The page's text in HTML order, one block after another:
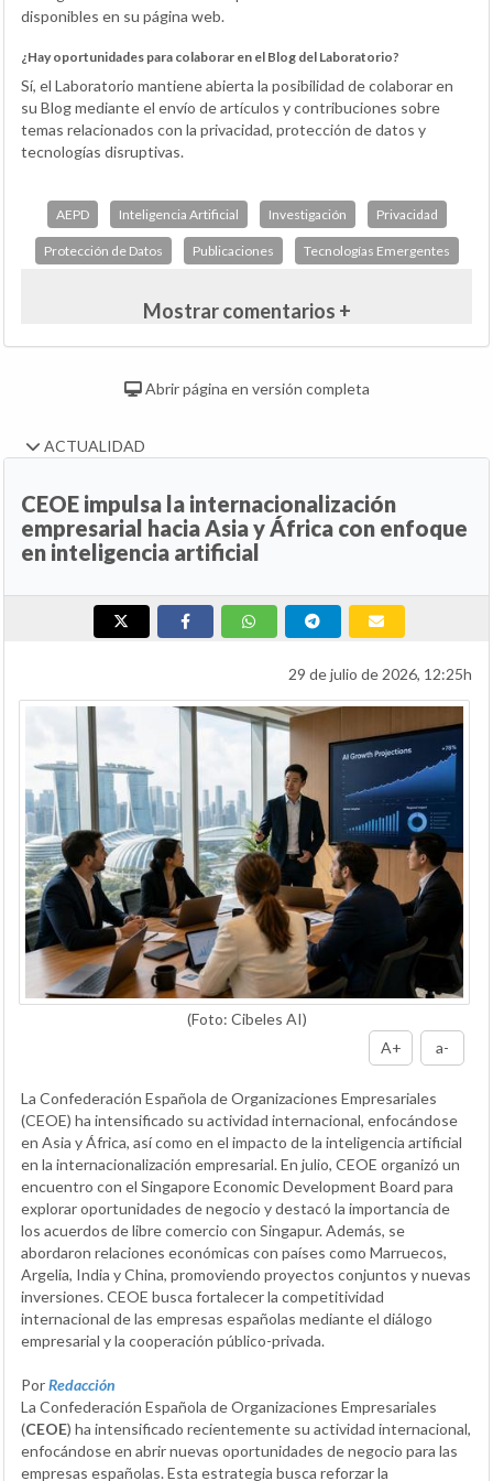
disponibles en su página web.
¿Hay oportunidades para colaborar en el Blog del Laboratorio?
Sí, el Laboratorio mantiene abierta la posibilidad de colaborar en
su Blog mediante el envío de artículos y contribuciones sobre
temas relacionados con la privacidad, protección de datos y
tecnologías disruptivas.
AEPD Inteligencia Artificial Investigación Privacidad
Protección de Datos Publicaciones Tecnologías Emergentes
Mostrar comentarios +
Abrir página en versión completa
ACTUALIDAD
CEOE impulsa la internacionalización
empresarial hacia Asia y África con enfoque
en inteligencia artificial
29 de julio de 2026, 12:25h
(Foto: Cibeles AI)
A+
a-
La Confederación Española de Organizaciones Empresariales
(CEOE) ha intensificado su actividad internacional, enfocándose
en Asia y África, así como en el impacto de la inteligencia artificial
en la internacionalización empresarial. En julio, CEOE organizó un
encuentro con el Singapore Economic Development Board para
explorar oportunidades de negocio y destacó la importancia de
los acuerdos de libre comercio con Singapur. Además, se
abordaron relaciones económicas con países como Marruecos,
Argelia, India y China, promoviendo proyectos conjuntos y nuevas
inversiones. CEOE busca fortalecer la competitividad
internacional de las empresas españolas mediante el diálogo
empresarial y la cooperación público-privada.
PorRedacción
La Confederación Española de Organizaciones Empresariales
(CEOE) ha intensificado recientemente su actividad internacional,
enfocándose en abrir nuevas oportunidades de negocio para las
empresas españolas. Esta estrategia busca reforzar la